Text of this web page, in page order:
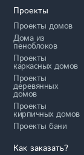
Проекты
Проекты домов
Дома из
пеноблоков
Проекты
каркасных домов
Проекты
деревянных
домов
Проекты
кирпичных домов
Проекты бани
Как заказать?